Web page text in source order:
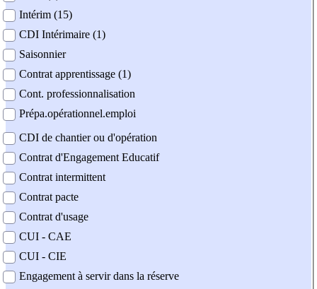
Intérim (15)
CDI Intérimaire (1)
Saisonnier
Contrat apprentissage (1)
Cont. professionnalisation
Prépa.opérationnel.emploi
CDI de chantier ou d'opération
Contrat d'Engagement Educatif
Contrat intermittent
Contrat pacte
Contrat d'usage
CUI - CAE
CUI - CIE
Engagement à servir dans la réserve